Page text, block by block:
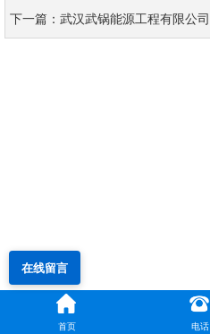
下一篇：武汉武锅能源工程有限公司
首页 电话
在线留言